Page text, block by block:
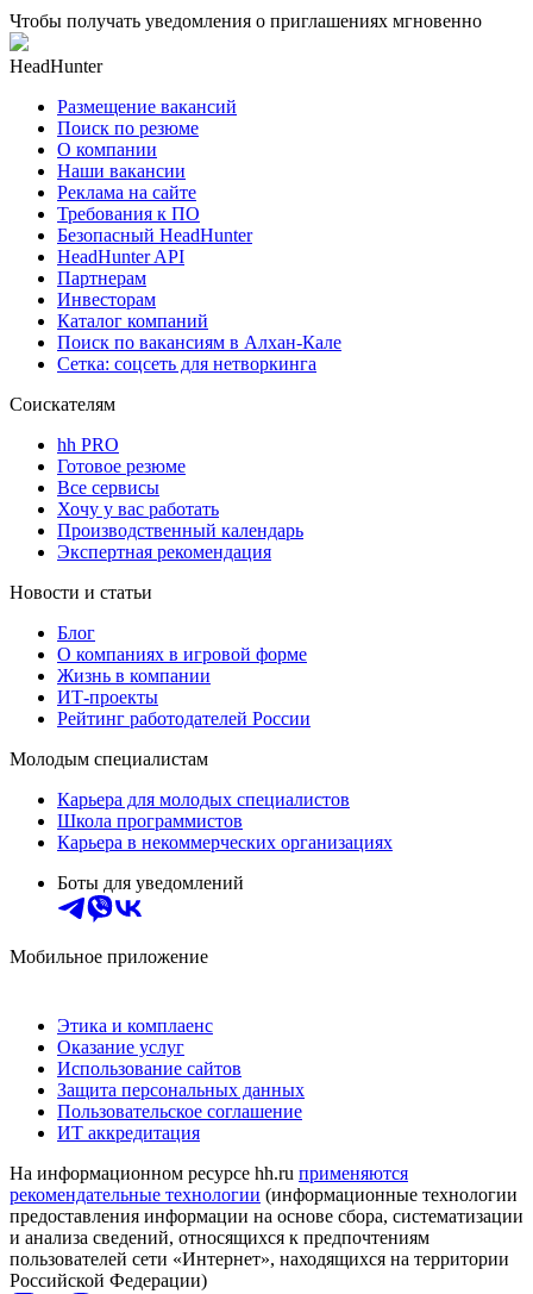
Чтобы получать уведомления о приглашениях мгновенно
HeadHunter
Размещение вакансий
Поиск по резюме
О компании
Наши вакансии
Реклама на сайте
Требования к ПО
Безопасный HeadHunter
HeadHunter API
Партнерам
Инвесторам
Каталог компаний
Поиск по вакансиям в Алхан-Кале
Сетка: соцсеть для нетворкинга
Соискателям
hh PRO
Готовое резюме
Все сервисы
Хочу у вас работать
Производственный календарь
Экспертная рекомендация
Новости и статьи
Блог
О компаниях в игровой форме
Жизнь в компании
ИТ-проекты
Рейтинг работодателей России
Молодым специалистам
Карьера для молодых специалистов
Школа программистов
Карьера в некоммерческих организациях
Боты для уведомлений
Мобильное приложение
Этика и комплаенс
Оказание услуг
Использование сайтов
Защита персональных данных
Пользовательское соглашение
ИТ аккредитация
На информационном ресурсе hh.ru применяются
рекомендательные технологии (информационные технологии
предоставления информации на основе сбора, систематизации
и анализа сведений, относящихся к предпочтениям
пользователей сети «Интернет», находящихся на территории
Российской Федерации)